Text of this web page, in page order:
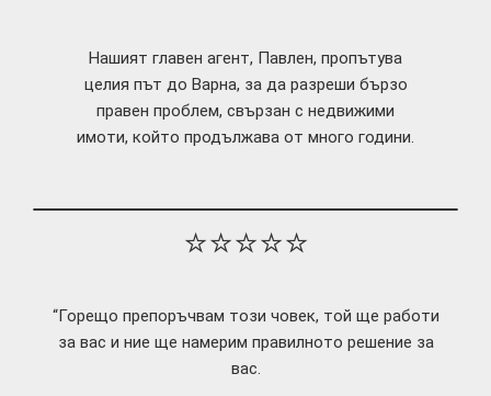
Нашият главен агент, Павлен, пропътува
целия път до Варна, за да разреши бързо
правен проблем, свързан с недвижими
имоти, който продължава от много години.
⭐⭐⭐⭐⭐
“Горещо препоръчвам този човек, той ще работи
за вас и ние ще намерим правилното решение за
вас.